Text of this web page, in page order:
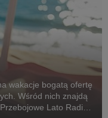
wakacje bogatą ofertę
Wśród nich znajdą
Lato Radia